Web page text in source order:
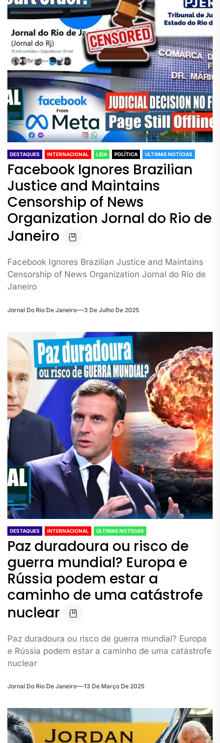
DESTAQUES INTERNACIONAL LEIA POLÍTICA ÚLTIMAS NOTÍCIAS
Facebook Ignores Brazilian
Justice and Maintains
Censorship of News
Organization Jornal do Rio de
Janeiro
Facebook Ignores Brazilian Justice and Maintains
Censorship of News Organization Jornal do Rio de
Janeiro
Jornal Do Rio De Janeiro 3 De Julho De 2025
DESTAQUES INTERNACIONAL ÚLTIMAS NOTÍCIAS
Paz duradoura ou risco de
guerra mundial? Europa e
Rússia podem estar a
caminho de uma catástrofe
nuclear
Paz duradoura ou risco de guerra mundial? Europa
e Rússia podem estar a caminho de uma catástrofe
nuclear
Jornal Do Rio De Janeiro 13 De Março De 2025